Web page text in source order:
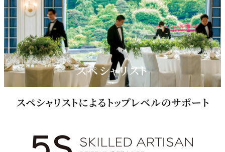
スペシャリスト
スペシャリストによるトップレベルのサポート